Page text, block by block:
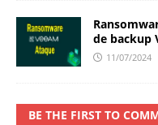
de backup
11/07/2024
BE THE FIRST TO